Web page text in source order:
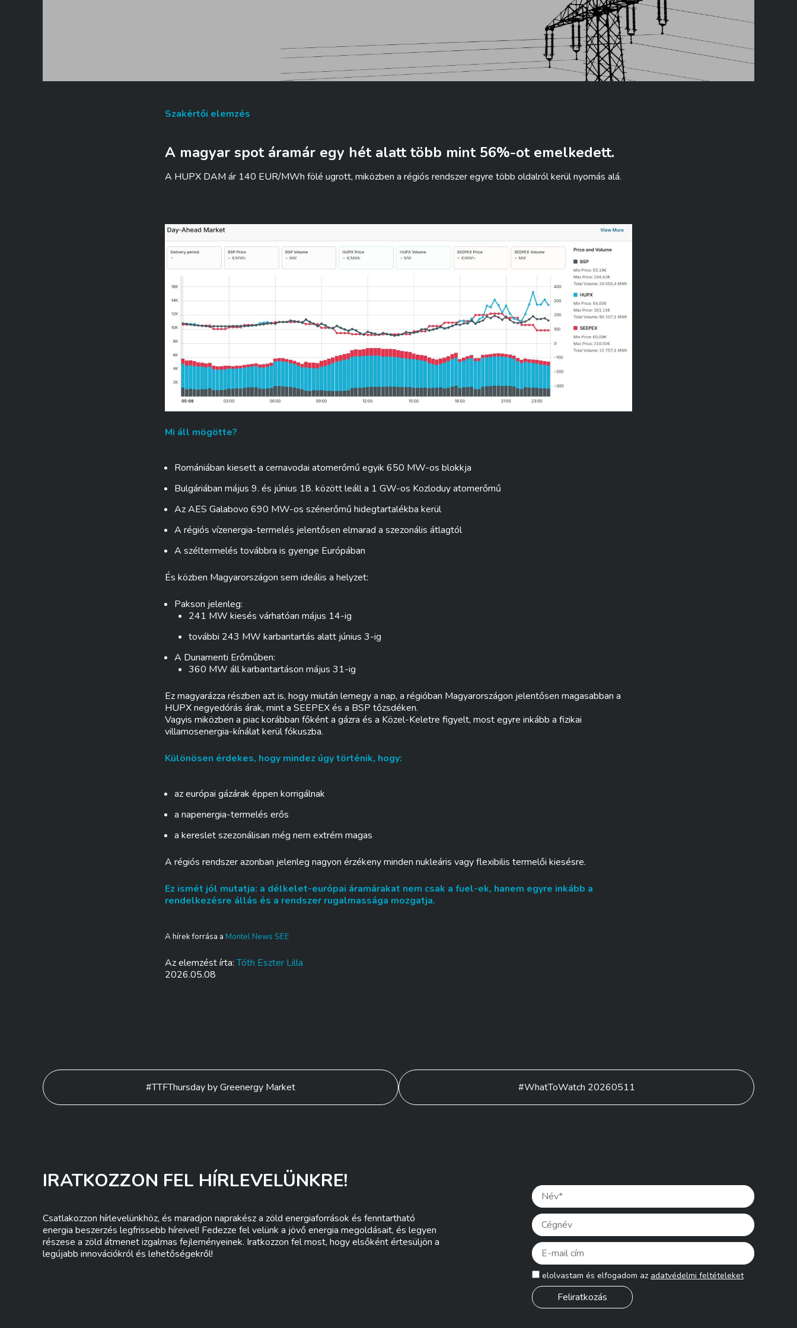
Szakértői elemzés
A magyar spot áramár egy hét alatt több mint 56%-ot emelkedett.
A HUPX DAM ár 140 EUR/MWh fölé ugrott, miközben a régiós rendszer egyre több oldalról kerül nyomás alá.
Mi áll mögötte?
Romániában kiesett a cernavodai atomerőmű egyik 650 MW-os blokkja
Bulgáriában május 9. és június 18. között leáll a 1 GW-os Kozloduy atomerőmű
Az AES Galabovo 690 MW-os szénerőmű hidegtartalékba kerül
A régiós vízenergia-termelés jelentősen elmarad a szezonális átlagtól
A széltermelés továbbra is gyenge Európában
És közben Magyarországon sem ideális a helyzet:
Pakson jelenleg:
241 MW kiesés várhatóan május 14-ig
további 243 MW karbantartás alatt június 3-ig
A Dunamenti Erőműben:
360 MW áll karbantartáson május 31-ig
Ez magyarázza részben azt is, hogy miután lemegy a nap, a régióban Magyarországon jelentősen magasabban a
HUPX negyedórás árak, mint a SEEPEX és a BSP tőzsdéken.
Vagyis miközben a piac korábban főként a gázra és a Közel-Keletre figyelt, most egyre inkább a fizikai
villamosenergia-kínálat kerül fókuszba.
Különösen érdekes, hogy mindez úgy történik, hogy:
az európai gázárak éppen korrigálnak
a napenergia-termelés erős
a kereslet szezonálisan még nem extrém magas
A régiós rendszer azonban jelenleg nagyon érzékeny minden nukleáris vagy flexibilis termelői kiesésre.
Ez ismét jól mutatja: a délkelet-európai áramárakat nem csak a fuel-ek, hanem egyre inkább a
rendelkezésre állás és a rendszer rugalmassága mozgatja.
A hírek forrása a Montel News SEE
Az elemzést írta:Tóth Eszter Lilla
2026.05.08
Bejegyzés
navigáció
#TTFThursday by Greenergy Market #WhatToWatch 20260511
IRATKOZZON FEL HÍRLEVELÜNKRE!
Csatlakozzon hírlevelünkhöz, és maradjon naprakész a zöld energiaforrások és fenntartható
energia beszerzés legfrissebb híreivel! Fedezze fel velünk a jövő energia megoldásait, és legyen
részese a zöld átmenet izgalmas fejleményeinek. Iratkozzon fel most, hogy elsőként értesüljön a
legújabb innovációkról és lehetőségekről!
Please
elolvastam és elfogadom az adatvédelmi feltételeket